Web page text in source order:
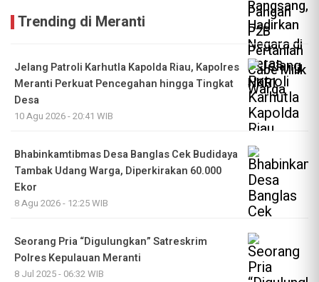
Trending di Meranti
Jelang Patroli Karhutla Kapolda Riau, Kapolres
Meranti Perkuat Pencegahan hingga Tingkat
Desa
10 Agu 2026 - 20:41 WIB
Bhabinkamtibmas Desa Banglas Cek Budidaya
Tambak Udang Warga, Diperkirakan 60.000
Ekor
8 Agu 2026 - 12:25 WIB
Seorang Pria “Digulungkan” Satreskrim
Polres Kepulauan Meranti
8 Jul 2025 - 06:32 WIB